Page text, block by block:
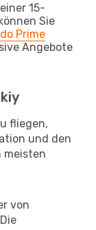
15-
Sie
Prime
Angebote
fliegen,
und den
meisten
von